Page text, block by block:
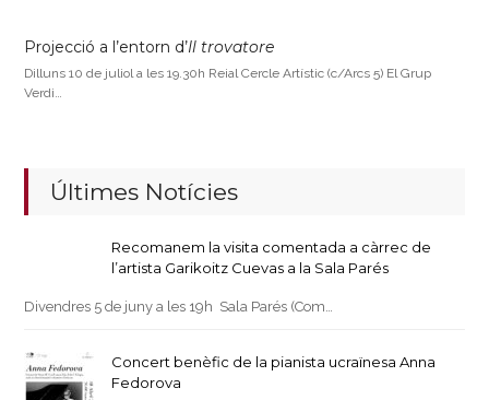
Projecció a l’entorn d’Il trovatore
Dilluns 10 de juliol a les 19.30h Reial Cercle Artístic (c/Arcs 5) El Grup
Verdi…
Últimes Notícies
Recomanem la visita comentada a càrrec de
l’artista Garikoitz Cuevas a la Sala Parés
Divendres 5 de juny a les 19h Sala Parés (Com…
Concert benèfic de la pianista ucraïnesa Anna
Fedorova